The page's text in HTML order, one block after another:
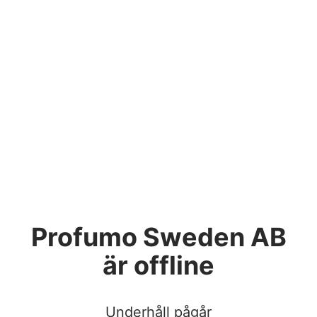
Profumo Sweden AB
är offline
Underhåll pågår